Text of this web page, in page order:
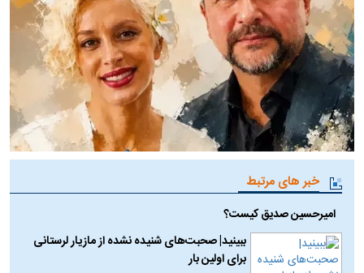
خبر های مرتبط
امیرحسین صدیق کیست؟
ببینید| صحبت‌های شنیده نشده از مازیار لرستانی
برای اولین بار